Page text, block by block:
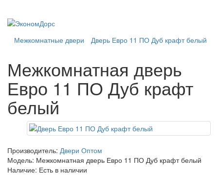
Межкомнатные двери Дверь Евро 11 ПО Дуб крафт белый
Межкомнатная дверь
Евро 11 ПО Дуб крафт
белый
Производитель: Двери Оптом
Модель: Межкомнатная дверь Евро 11 ПО Дуб крафт белый
Наличие: Есть в наличии